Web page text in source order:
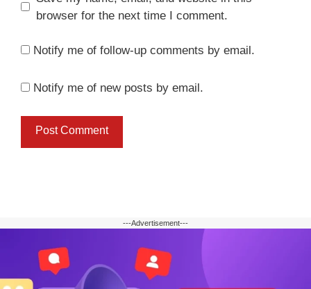
browser for the next time I comment.
Notify me of follow-up comments by email.
Notify me of new posts by email.
---Advertisement---